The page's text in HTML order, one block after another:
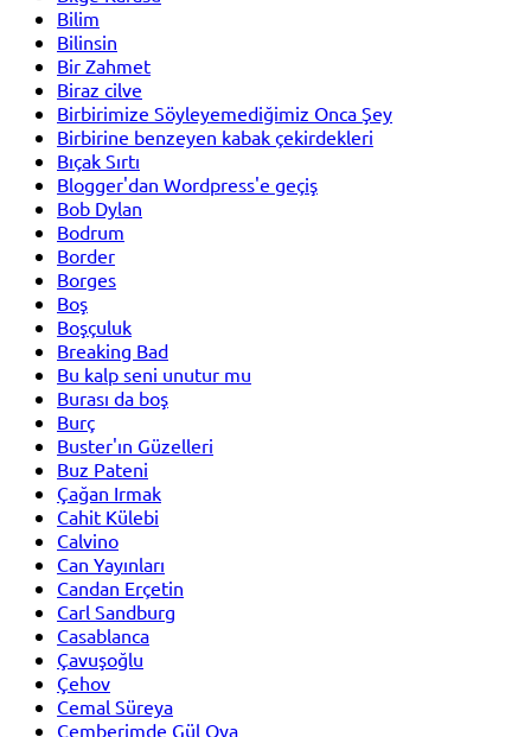
Bilim
Bilinsin
Bir Zahmet
Biraz cilve
Birbirimize Söyleyemediğimiz Onca Şey
Birbirine benzeyen kabak çekirdekleri
Bıçak Sırtı
Blogger'dan Wordpress'e geçiş
Bob Dylan
Bodrum
Border
Borges
Boş
Boşçuluk
Breaking Bad
Bu kalp seni unutur mu
Burası da boş
Burç
Buster'ın Güzelleri
Buz Pateni
Çağan Irmak
Cahit Külebi
Calvino
Can Yayınları
Candan Erçetin
Carl Sandburg
Casablanca
Çavuşoğlu
Çehov
Cemal Süreya
Çemberimde Gül Oya